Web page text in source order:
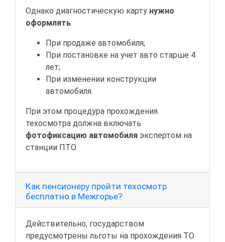
Однако диагностическую карту нужно
оформлять:
При продаже автомобиля;
При постановке на учет авто старше 4
лет;
При изменении конструкции
автомобиля.
При этом процедура прохождения
техосмотра должна включать
фотофиксацию автомобиля экспертом на
станции ПТО.
Как пенсионеру пройти техосмотр
бесплатно в Межгорье?
Действительно, государством
предусмотрены льготы на прохождения ТО